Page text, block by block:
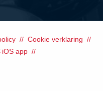
Cookie verklaring
iOS app